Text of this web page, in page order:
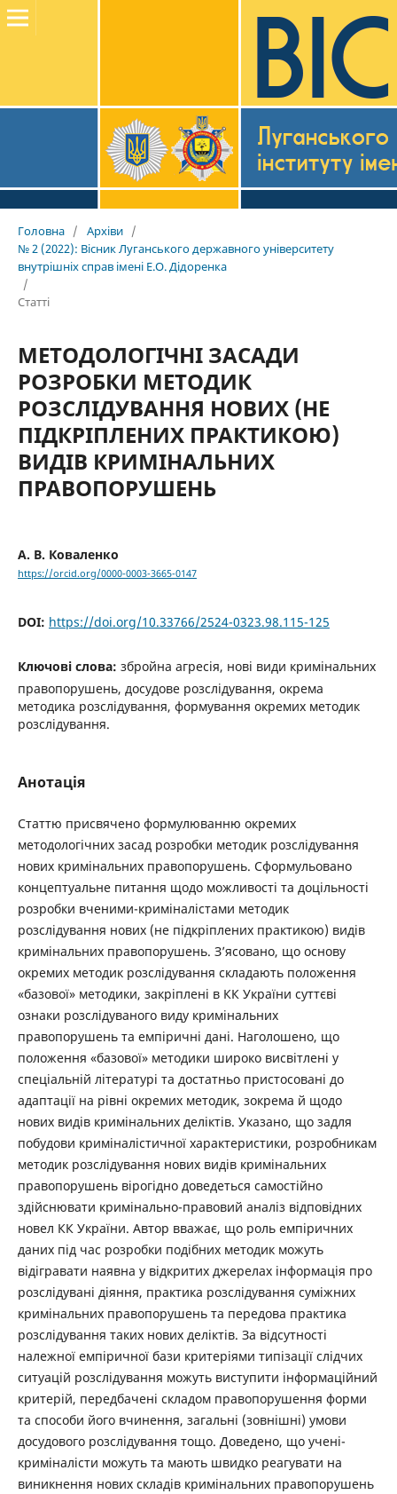
Головна / Архіви /
№ 2 (2022): Вісник Луганського державного університету
внутрішніх справ імені Е.О. Дідоренка
/
Статті
МЕТОДОЛОГІЧНІ ЗАСАДИ
РОЗРОБКИ МЕТОДИК
РОЗСЛІДУВАННЯ НОВИХ (НЕ
ПІДКРІПЛЕНИХ ПРАКТИКОЮ)
ВИДІВ КРИМІНАЛЬНИХ
ПРАВОПОРУШЕНЬ
А. В. Коваленко
https://orcid.org/0000-0003-3665-0147
DOI: https://doi.org/10.33766/2524-0323.98.115-125
Ключові слова: збройна агресія, нові види кримінальних
правопорушень, досудове розслідування, окрема
методика розслідування, формування окремих методик
розслідування.
Анотація
Статтю присвячено формулюванню окремих
методологічних засад розробки методик розслідування
нових кримінальних правопорушень. Сформульовано
концептуальне питання щодо можливості та доцільності
розробки вченими-криміналістами методик
розслідування нових (не підкріплених практикою) видів
кримінальних правопорушень. З’ясовано, що основу
окремих методик розслідування складають положення
«базової» методики, закріплені в КК України суттєві
ознаки розслідуваного виду кримінальних
правопорушень та емпіричні дані. Наголошено, що
положення «базової» методики широко висвітлені у
спеціальній літературі та достатньо пристосовані до
адаптації на рівні окремих методик, зокрема й щодо
нових видів кримінальних деліктів. Указано, що задля
побудови криміналістичної характеристики, розробникам
методик розслідування нових видів кримінальних
правопорушень вірогідно доведеться самостійно
здійснювати кримінально-правовий аналіз відповідних
новел КК України. Автор вважає, що роль емпіричних
даних під час розробки подібних методик можуть
відігравати наявна у відкритих джерелах інформація про
розслідувані діяння, практика розслідування суміжних
кримінальних правопорушень та передова практика
розслідування таких нових деліктів. За відсутності
належної емпіричної бази критеріями типізації слідчих
ситуацій розслідування можуть виступити інформаційний
критерій, передбачені складом правопорушення форми
та способи його вчинення, загальні (зовнішні) умови
досудового розслідування тощо. Доведено, що учені-
криміналісти можуть та мають швидко реагувати на
виникнення нових складів кримінальних правопорушень